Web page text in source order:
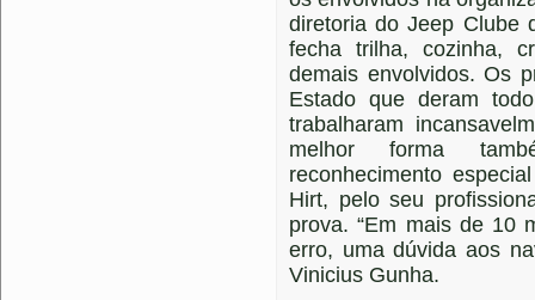
diretoria do Jeep Clube
fecha trilha, cozinha,
demais envolvidos. Os
Estado que deram
trabalharam
melhor forma
reconhecimento
Hirt, pelo seu
prova. “Em mais de 10
erro, uma dúvida aos
Vinicius Gunha.